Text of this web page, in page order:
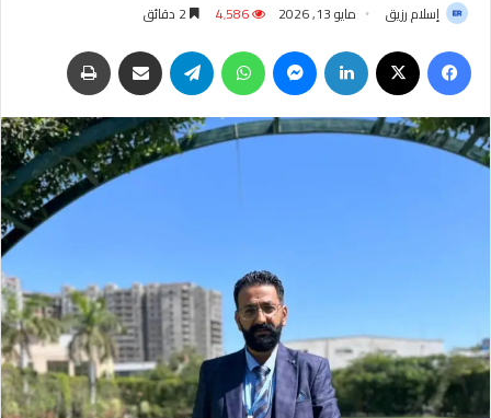
إسلام رزيق مايو 13, 2026 4٬586